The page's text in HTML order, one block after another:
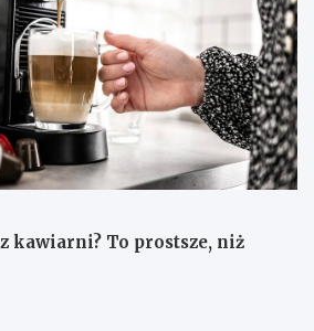
kawiarni? To prostsze, niż